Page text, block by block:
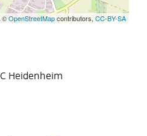
©OpenStreetMapcontributors, CC-BY-SA
Heidenheim